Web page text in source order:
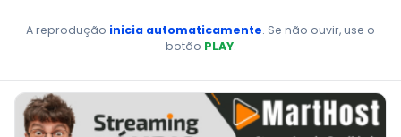
A reprodução inicia automaticamente. Se não ouvir, use o
botão PLAY.